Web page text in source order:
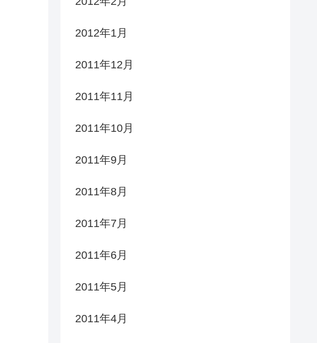
2012年1月
2011年12月
2011年11月
2011年10月
2011年9月
2011年8月
2011年7月
2011年6月
2011年5月
2011年4月